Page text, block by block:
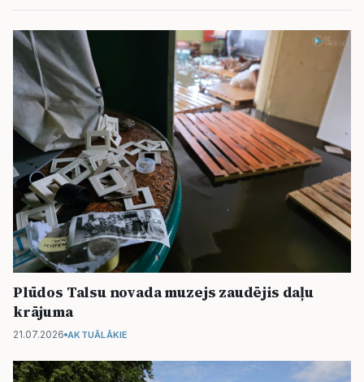
Plūdos Talsu novada muzejs zaudējis daļu
krājuma
21.07.2026 AKTUĀLĀKIE